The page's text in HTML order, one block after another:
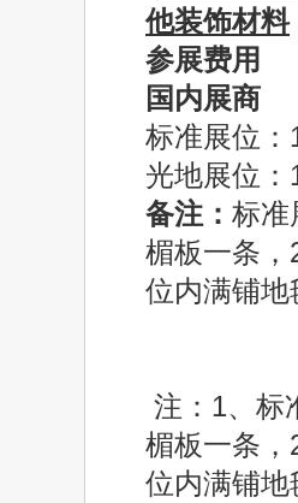
他装饰材料
参展费用
国内展商
标准展位：
光地展位
备注： 标准
楣板一条
位内满铺地
注：1、标
楣板一条
位内满铺地